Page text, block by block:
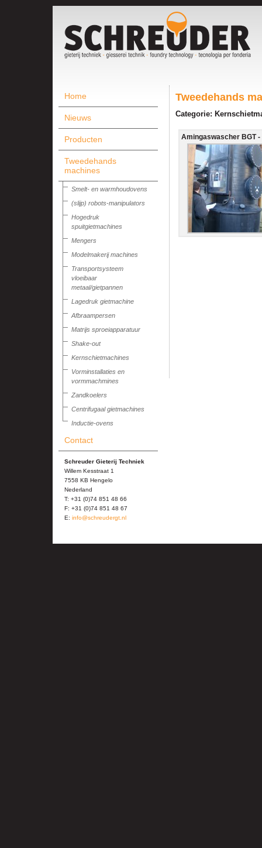
Home
Nieuws
Producten
Tweedehands
machines
Smelt- en warmhoudovens
(slijp) robots-manipulators
Hogedruk
spuitgietmachines
Mengers
Modelmakerij machines
Transportsysteem
vloeibaar
metaal/gietpannen
Lagedruk gietmachine
Afbraampersen
Matrijs sproeiapparatuur
Shake-out
Kernschietmachines
Vorminstallaties en
vormmachmines
Zandkoelers
Centrifugaal gietmachines
Inductie-ovens
Contact
Schreuder Gieterij Techniek
Willem Kesstraat 1
7558 KB Hengelo
Nederland
T: +31 (0)74 851 48 66
F: +31 (0)74 851 48 67
E: info@schreudergt.nl
Tweedehands
Categorie:
Amingaswascher BGT -